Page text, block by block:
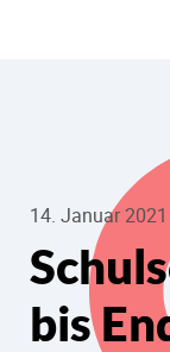
14. Januar 2021
bis